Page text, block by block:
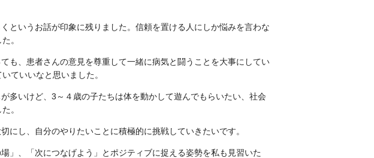
というお話が印象に残りました。 信頼を置ける人にしか悩みを言わな
。
も、患者さんの意見を尊重して一緒に病気と闘うことを大事に してい
ていいなと思いました。
多いけど、3～４歳の子たちは体を動かして遊んでもらいたい、社会
。
にし、自分のやりたいことに積極的に挑戦していきたいです。
場」、「次につなげよう」
とポジティブに捉える姿勢を私も見習いた